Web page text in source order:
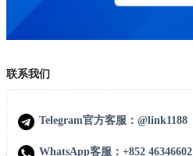
联系我们
Telegram官方客服：@link1188
WhatsApp客服：+852 46346602